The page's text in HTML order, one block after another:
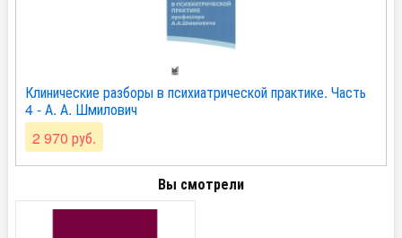
Клинические разборы в психиатрической практике. Часть
4 - А. А. Шмилович
2 970 руб.
Вы смотрели